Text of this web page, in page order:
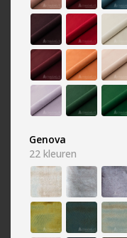
Genova
22 kleuren
CONTACT
Klik op een van onze